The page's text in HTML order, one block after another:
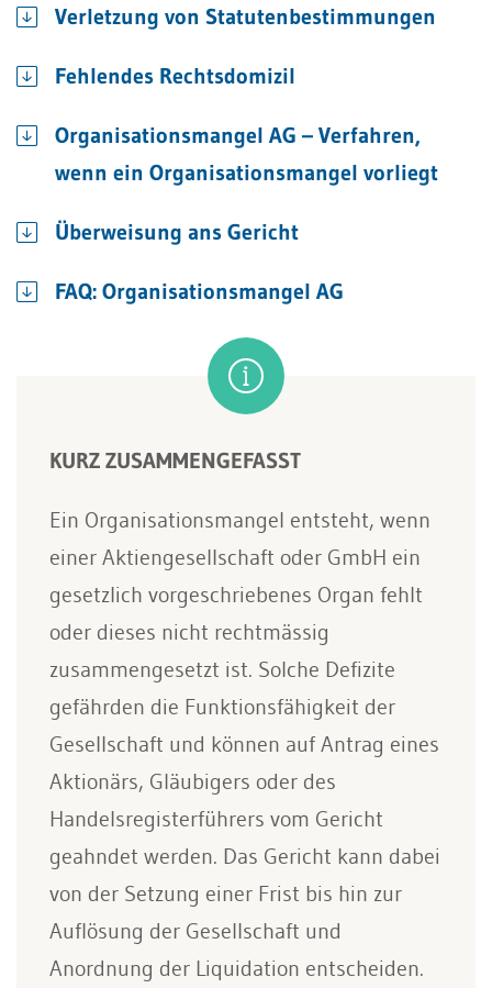
Verletzung von Statutenbestimmungen
Fehlendes Rechtsdomizil
Organisationsmangel AG – Verfahren,
wenn ein Organisationsmangel vorliegt
Überweisung ans Gericht
FAQ: Organisationsmangel AG
KURZ ZUSAMMENGEFASST
Ein Organisationsmangel entsteht, wenn
einer Aktiengesellschaft oder GmbH ein
gesetzlich vorgeschriebenes Organ fehlt
oder dieses nicht rechtmässig
zusammengesetzt ist. Solche Defizite
gefährden die Funktionsfähigkeit der
Gesellschaft und können auf Antrag eines
Aktionärs, Gläubigers oder des
Handelsregisterführers vom Gericht
geahndet werden. Das Gericht kann dabei
von der Setzung einer Frist bis hin zur
Auflösung der Gesellschaft und
Anordnung der Liquidation entscheiden.